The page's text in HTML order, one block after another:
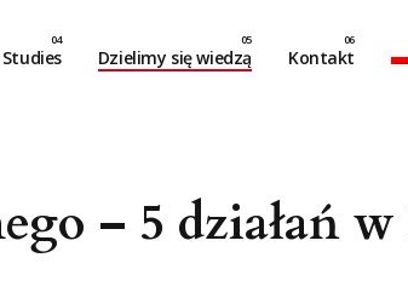
Studies Dzielimy się wiedzą Kontakt
– 5 działań